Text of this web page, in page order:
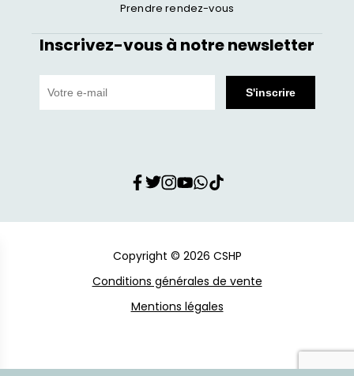
Prendre rendez-vous
Inscrivez-vous à notre newsletter
Copyright © 2026 CSHP
Conditions générales de vente
Mentions légales